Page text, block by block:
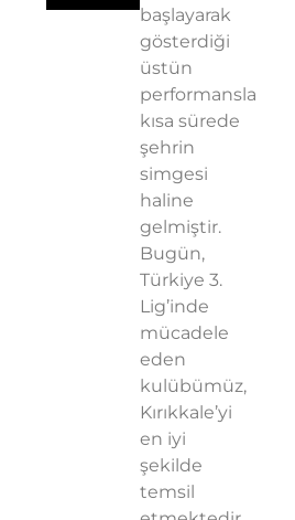
başlayarak
gösterdiği
üstün
performansla
kısa sürede
şehrin
simgesi
haline
gelmiştir.
Bugün,
Türkiye 3.
Lig’inde
mücadele
eden
kulübümüz,
Kırıkkale’yi
en iyi
şekilde
temsil